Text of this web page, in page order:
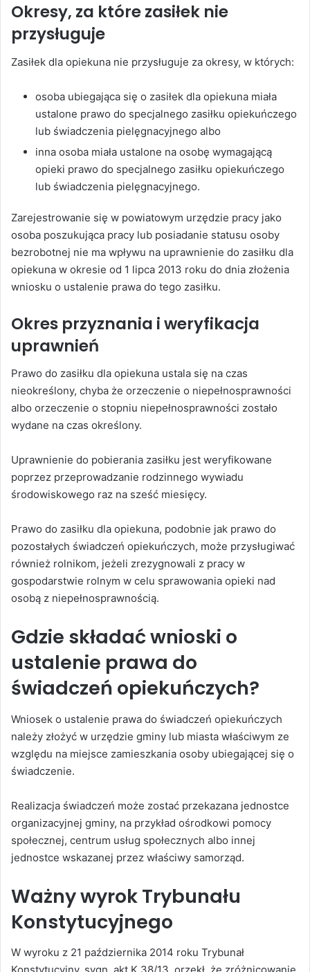
Okresy, za które zasiłek nie
przysługuje
Zasiłek dla opiekuna nie przysługuje za okresy, w których:
osoba ubiegająca się o zasiłek dla opiekuna miała
ustalone prawo do specjalnego zasiłku opiekuńczego
lub świadczenia pielęgnacyjnego albo
inna osoba miała ustalone na osobę wymagającą
opieki prawo do specjalnego zasiłku opiekuńczego
lub świadczenia pielęgnacyjnego.
Zarejestrowanie się w powiatowym urzędzie pracy jako
osoba poszukująca pracy lub posiadanie statusu osoby
bezrobotnej nie ma wpływu na uprawnienie do zasiłku dla
opiekuna w okresie od 1 lipca 2013 roku do dnia złożenia
wniosku o ustalenie prawa do tego zasiłku.
Okres przyznania i weryfikacja
uprawnień
Prawo do zasiłku dla opiekuna ustala się na czas
nieokreślony, chyba że orzeczenie o niepełnosprawności
albo orzeczenie o stopniu niepełnosprawności zostało
wydane na czas określony.
Uprawnienie do pobierania zasiłku jest weryfikowane
poprzez przeprowadzanie rodzinnego wywiadu
środowiskowego raz na sześć miesięcy.
Prawo do zasiłku dla opiekuna, podobnie jak prawo do
pozostałych świadczeń opiekuńczych, może przysługiwać
również rolnikom, jeżeli zrezygnowali z pracy w
gospodarstwie rolnym w celu sprawowania opieki nad
osobą z niepełnosprawnością.
Gdzie składać wnioski o
ustalenie prawa do
świadczeń opiekuńczych?
Wniosek o ustalenie prawa do świadczeń opiekuńczych
należy złożyć w urzędzie gminy lub miasta właściwym ze
względu na miejsce zamieszkania osoby ubiegającej się o
świadczenie.
Realizacja świadczeń może zostać przekazana jednostce
organizacyjnej gminy, na przykład ośrodkowi pomocy
społecznej, centrum usług społecznych albo innej
jednostce wskazanej przez właściwy samorząd.
Ważny wyrok Trybunału
Konstytucyjnego
W wyroku z 21 października 2014 roku Trybunał